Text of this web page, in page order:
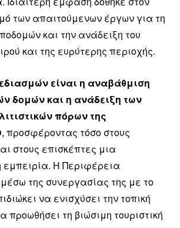
των απαιτούμενων έργων για τη
και την ανάδειξη του
και της ευρύτερης περιοχής.
είναι η αναβάθμιση
δομών και η ανάδειξη των
πόρων της
, προσφέροντας τόσο στους
στους επισκέπτες μια
H Περιφέρεια
της συνεργασίας της με το
να ενισχύσει την τοπική
προωθήσει τη βιώσιμη τουριστική